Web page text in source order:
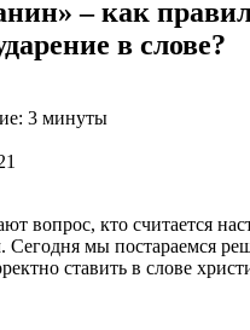
– как
в слове?
3 минуты
вопрос, кто считается
Сегодня мы постараемся
ставить в слове